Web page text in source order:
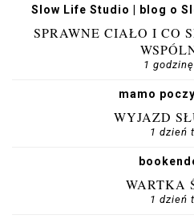
Slow Life Studio | blog o
SPRAWNE CIAŁO I CO
1
mamo
WYJAZD
1 dzień
WARTKA
1 dzień